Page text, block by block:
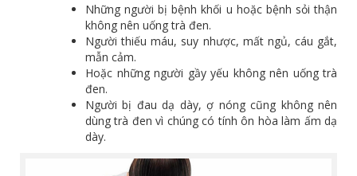
Những người bị bệnh khối u hoặc bệnh sỏi thận
không nên uống trà đen.
Người thiếu máu, suy nhược, mất ngủ, cáu gắt,
mẫn cảm.
Hoặc những người gầy yếu không nên uống trà
đen.
Người bị đau dạ dày, ợ nóng cũng không nên
dùng trà đen vì chúng có tính ôn hòa làm ấm dạ
dày.